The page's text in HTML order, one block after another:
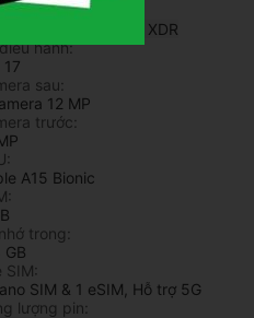
hình:
Super Retina XDR
hành:
17
sau:
12 MP
trước:
A15 Bionic
trong:
GB
SIM:
SIM & 1 eSIM, Hỗ trợ 5G
lượng pin: